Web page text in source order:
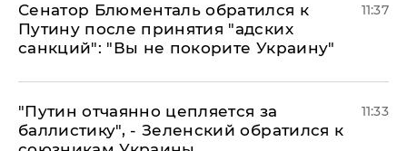
Сенатор Блюменталь обратился к
Путину после принятия "адских
санкций": "Вы не покорите Украину"
11:37
"Путин отчаянно цепляется за
баллистику", - Зеленский обратился к
11:33